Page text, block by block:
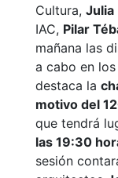
Cultura, Julia
IAC, Pilar
mañana las
a cabo en
destaca la
motivo del
que tendrá
las 19:30
sesión